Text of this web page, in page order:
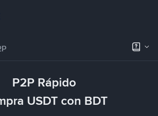
P2P Rápido
USDT con BDT